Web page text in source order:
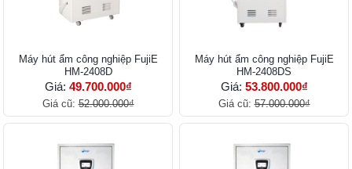
Máy hút ẩm công nghiệp FujiE
HM-2408D
Giá: 49.700.000₫
Giá cũ:52.000.000₫
Máy hút ẩm công nghiệp FujiE
HM-2408DS
Giá: 53.800.000₫
Giá cũ:57.000.000₫